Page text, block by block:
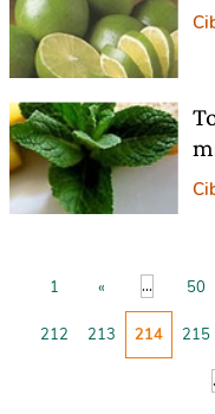
1 « ... 50
212 213 214 215